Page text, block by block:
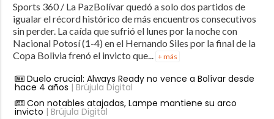
Sports 360 / La PazBolívar quedó a solo dos partidos de
igualar el récord histórico de más encuentros consecutivos
sin perder. La caída que sufrió el lunes por la noche con
Nacional Potosí (1-4) en el Hernando Siles por la final de la
Copa Bolivia frenó el invicto que... + más
Duelo crucial: Always Ready no vence a Bolívar desde
hace 4 años | Brújula Digital
Con notables atajadas, Lampe mantiene su arco
invicto | Brújula Digital